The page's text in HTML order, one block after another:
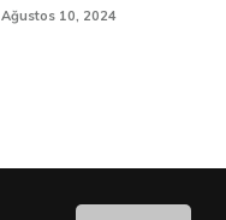
Ağustos 10, 2024